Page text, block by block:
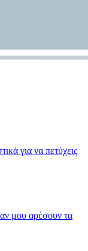
για να πετύχεις
μου αρέσουν τα